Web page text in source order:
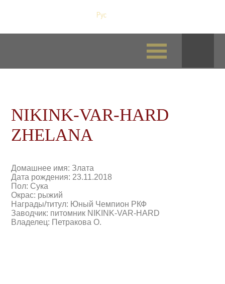
Рус
NIKINK-VAR-HARD
ZHELANA
Домашнее имя: Злата
Дата рождения: 23.11.2018
Пол: Сука
Окрас: рыжий
Награды/титул: Юный Чемпион РКФ
Заводчик: питомник NIKINK-VAR-HARD
Владелец: Петракова О.